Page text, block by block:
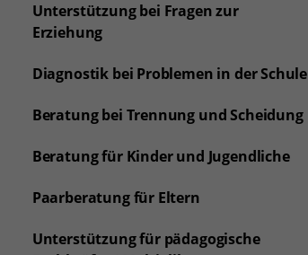
Unterstützung bei Fragen zur
Erziehung
Diagnostik bei Problemen in der Schule
Beratung bei Trennung und Scheidung
Beratung für Kinder und Jugendliche
Paarberatung für Eltern
Unterstützung für pädagogische